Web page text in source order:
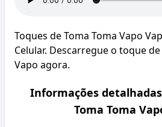
Toques de Toma Toma Vapo
Celular. Descarregue o toque
Vapo agora.
Informações
Toma Toma